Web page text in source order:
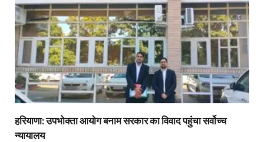
हरियाणा: उपभोक्ता आयोग बनाम सरकार का विवाद पहुंचा सर्वोच्च
न्यायालय